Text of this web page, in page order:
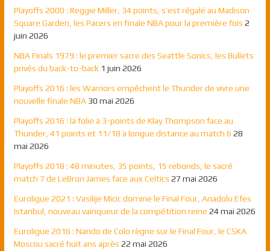
Playoffs 2000 : Reggie Miller, 34 points, s’est régalé au Madison
Square Garden, les Pacers en finale NBA pour la première fois 2
juin 2026
NBA Finals 1979 : le premier sacre des Seattle Sonics, les Bullets
privés du back-to-back 1 juin 2026
Playoffs 2016 : les Warriors empêchent le Thunder de vivre une
nouvelle finale NBA 30 mai 2026
Playoffs 2016 : la folie à 3-points de Klay Thompson face au
Thunder, 41 points et 11/18 à longue distance au match 6 28
mai 2026
Playoffs 2018 : 48 minutes, 35 points, 15 rebonds, le sacré
match 7 de LeBron James face aux Celtics 27 mai 2026
Euroligue 2021 : Vasilije Micic domine le Final Four, Anadolu Efes
Istanbul, nouveau vainqueur de la compétition reine 24 mai 2026
Euroligue 2016 : Nando de Colo règne sur le Final Four, le CSKA
Moscou sacré huit ans après 22 mai 2026